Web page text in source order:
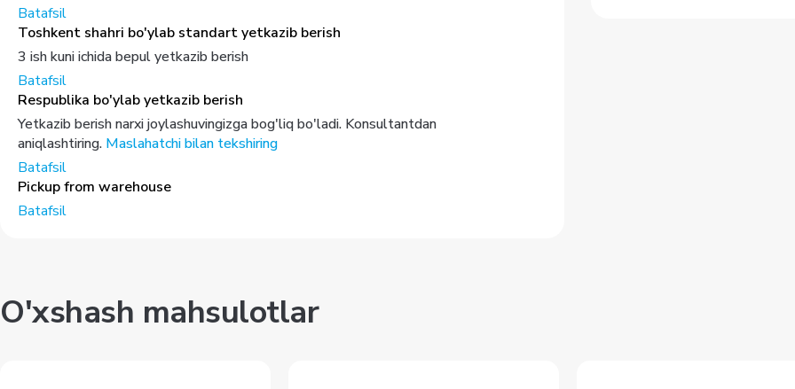
Batafsil
Toshkent shahri bo'ylab standart yetkazib berish
3 ish kuni ichida bepul yetkazib berish
Batafsil
Respublika bo'ylab yetkazib berish
Yetkazib berish narxi joylashuvingizga bog'liq bo'ladi. Konsultantdan
aniqlashtiring. Maslahatchi bilan tekshiring
Batafsil
Pickup from warehouse
Batafsil
O'xshash mahsulotlar